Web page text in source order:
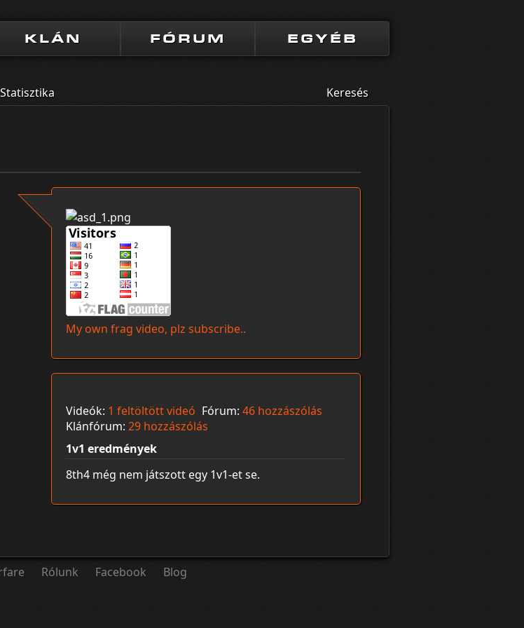
KLÁN FÓRUM EGYÉB
Statisztika Keresés
My own frag video, plz subscribe..
Videók: 1 feltöltött videó Fórum: 46 hozzászólás
Klánfórum: 29 hozzászólás
1v1 eredmények
8th4 még nem játszott egy 1v1-et se.
Rólunk Facebook Blog